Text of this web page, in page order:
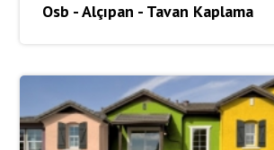
Osb - Alçıpan - Tavan Kaplama